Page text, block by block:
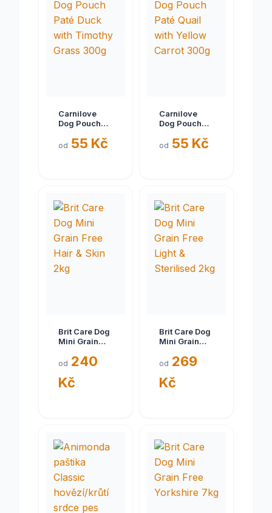
Carnilove
Dog Pouch
with Timothy
od 55 Kč
Carnilove
Dog Pouch
with Yellow
od 55 Kč
Brit Care Dog
Mini Grain
Skin 2kg
od 240
Kč
Brit Care Dog
Mini Grain
Sterilised
od 269
Kč